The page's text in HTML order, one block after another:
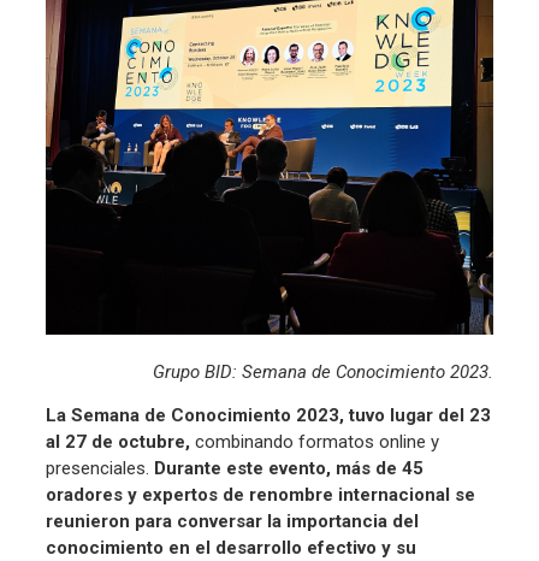
Grupo BID: Semana de Conocimiento 2023.
La Semana de Conocimiento 2023, tuvo lugar del 23
al 27 de octubre, combinando formatos online y
presenciales. Durante este evento, más de 45
oradores y expertos de renombre internacional se
reunieron para conversar la importancia del
conocimiento en el desarrollo efectivo y su